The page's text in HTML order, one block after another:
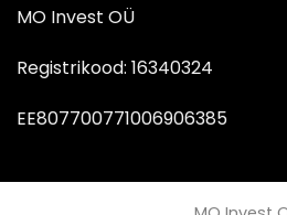
MO Invest OÜ
Registrikood: 16340324
EE807700771006906385